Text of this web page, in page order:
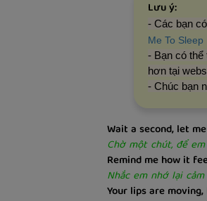
Lưu ý:
- Các bạn
Me To Sleep
- Bạn có
hơn tại
- Chúc bạn
Wait a second, let
Chờ một chút, để
Remind me how it
Nhắc em nhớ lại
Your lips are